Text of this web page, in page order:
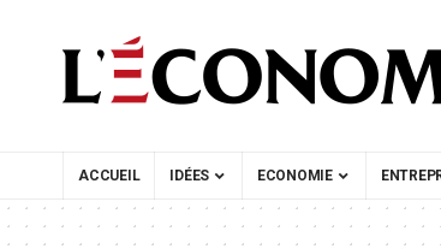
ACCUEIL IDÉES ECONOMIE